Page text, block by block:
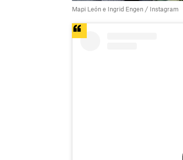
Mapi León e Ingrid Engen / Instagram